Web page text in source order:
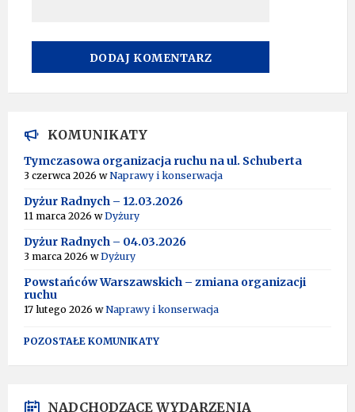
T
E
R
N
T
I
E
:
KOMUNIKATY
Tymczasowa organizacja ruchu na ul. Schuberta
3 czerwca 2026 wNaprawy i konserwacja
Dyżur Radnych – 12.03.2026
11 marca 2026 wDyżury
Dyżur Radnych – 04.03.2026
3 marca 2026 wDyżury
Powstańców Warszawskich – zmiana organizacji
ruchu
17 lutego 2026 wNaprawy i konserwacja
POZOSTAŁE KOMUNIKATY
NADCHODZĄCE WYDARZENIA